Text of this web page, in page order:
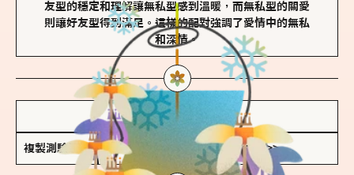
友型的穩定和理解讓無私型感到溫暖，而無私型的關愛
則讓好友型得到滿足。這樣的配對強調了愛情中的無私
和深情。
儲存我的結果圖
複製測驗連結 查看香氛類型全解析 >>>